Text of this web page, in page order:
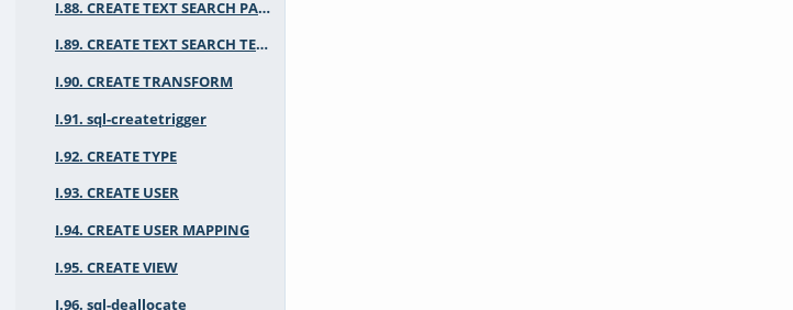
I.88. CREATE TEXT SEARCH PARSER
I.89. CREATE TEXT SEARCH TEMPLATE
I.90. CREATE TRANSFORM
I.91. sql-createtrigger
I.92. CREATE TYPE
I.93. CREATE USER
I.94. CREATE USER MAPPING
I.95. CREATE VIEW
I.96. sql-deallocate